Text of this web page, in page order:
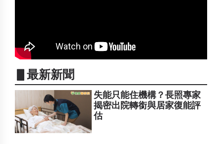
▋最新新聞
失能只能住機構？長照專家
揭密出院轉銜與居家復能評
估